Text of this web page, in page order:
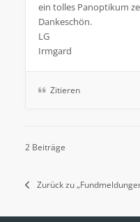
ein tolles Panoptikum
Dankeschön.
LG
Irmgard
Zitieren
2 Beiträge
Zurück zu